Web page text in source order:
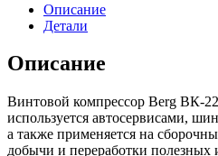
Описание
Детали
Описание
Винтовой компрессор Berg ВК-
используется автосервисами,
а также применяется на
добычи и переработки